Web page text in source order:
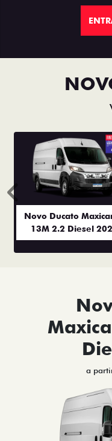
Novo Ducato
13M 2.2 Diesel
Anterior
a